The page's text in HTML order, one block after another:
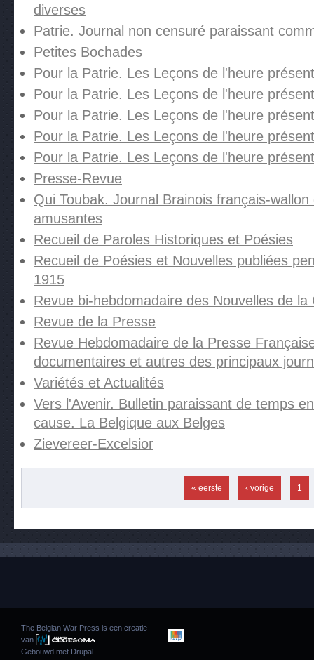
diverses
Patrie. Journal non censuré paraissant
Petites Bochades
Pour la Patrie. Les Leçons de l'heure
Pour la Patrie. Les Leçons de l'heure
Pour la Patrie. Les Leçons de l'heure
Pour la Patrie. Les Leçons de l'heure
Pour la Patrie. Les Leçons de l'heure
Presse-Revue
Qui Toubak. Journal Brainois français-
amusantes
Recueil de Paroles Historiques et Poésies
Recueil de Poésies et Nouvelles publiées
1915
Revue bi-hebdomadaire des Nouvelles de la
Revue de la Presse
Revue Hebdomadaire de la Presse
documentaires et autres des principaux
Variétés et Actualités
Vers l'Avenir. Bulletin paraissant de temps
cause. La Belgique aux Belges
Zievereer-Excelsior
« eerste ‹ vorige 1
The Belgian War Press is een creatie
van
Gebouwd met Drupal